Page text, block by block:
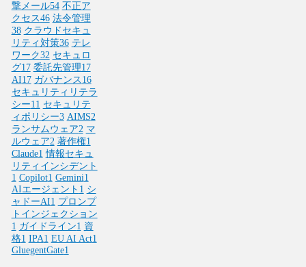
撃メール54 不正ア
クセス46 法令管理
38 クラウドセキュ
リティ対策36 テレ
ワーク32 セキュロ
グ17 委託先管理17
AI17 ガバナンス 16
セキュリティリテラ
シー11 セキュリテ
ィポリシー3 AIMS2
ランサムウェア2 マ
ルウェア2 著作権1
Claude1 情報セキュ
リティインシデント
1 Copilot1 Gemini1
AIエージェント 1 シ
ャドーAI1 プロンプ
トインジェクション
1 ガイドライン1 資
格1 IPA1 EU AI Act1
GluegentGate1